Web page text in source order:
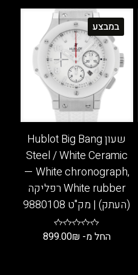
זה
יש
מספר
סוגים.
ניתן
לבחור
את
האפשרויות
בעמוד
המוצר
במבצע
שעון Hublot Big Bang
Steel / White Ceramic
— White chronograph,
White rubber רפליקה
(העתק) | מק"ט 9880108
החל מ- 899.00₪